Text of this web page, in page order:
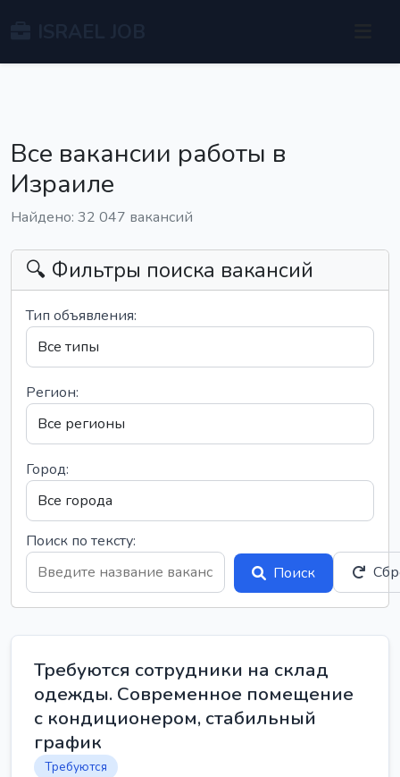
Все вакансии работы в
Израиле
Найдено: 32 047 вакансий
🔍 Фильтры поиска вакансий
Тип объявления:
Регион:
Город:
Поиск по тексту:
Поиск
Требуются сотрудники на склад
одежды. Современное помещение
с кондиционером, стабильный
график
Требуются